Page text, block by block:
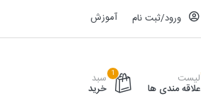
ورود/ثبت نام آموزش
لیست
علاقه مندی ها
1 سبد
خرید